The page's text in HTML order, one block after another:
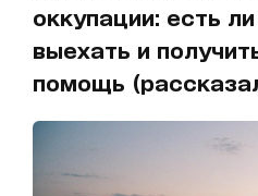
оккупации: есть
выехать и
помощь